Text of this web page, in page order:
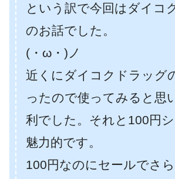
という訳で今回はダイコ
のお話でした。
(・ω・)ノ
近くにダイコクドラッグ
ったので使ってみると思
利でした。それと100円
魅力的です。
100円なのにセールでさ